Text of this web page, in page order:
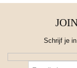
Schrijf je